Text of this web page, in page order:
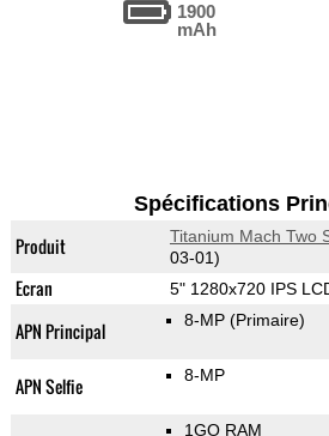
1900
mAh
Spécifications
Produit Titanium Mach Two
03-01)
Ecran 5" 1280x720 IPS
APN Principal 8-MP (Primaire)
APN Selfie 8-MP
1GO RAM